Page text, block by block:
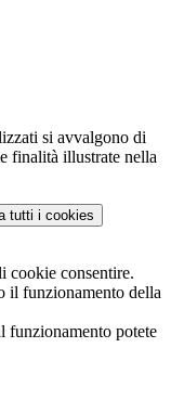
si avvalgono di
finalità illustrate nella
tutti i cookies
cookie consentire.
il funzionamento della
funzionamento potete